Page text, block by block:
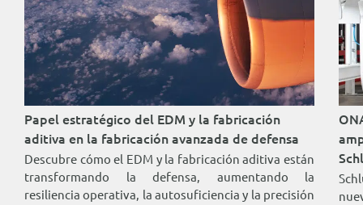
Papel estratégico del EDM y la fabricación
aditiva en la fabricación avanzada de defensa
Descubre cómo el EDM y la fabricación aditiva están
transformando la defensa, aumentando la
resiliencia operativa, la autosuficiencia y la precisión